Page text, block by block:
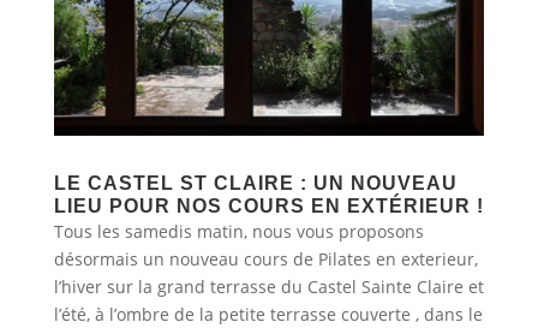
LE CASTEL ST CLAIRE : UN NOUVEAU
LIEU POUR NOS COURS EN EXTÉRIEUR !
Tous les samedis matin, nous vous proposons
désormais un nouveau cours de Pilates en exterieur,
l’hiver sur la grand terrasse du Castel Sainte Claire et
l’été, à l’ombre de la petite terrasse couverte , dans le